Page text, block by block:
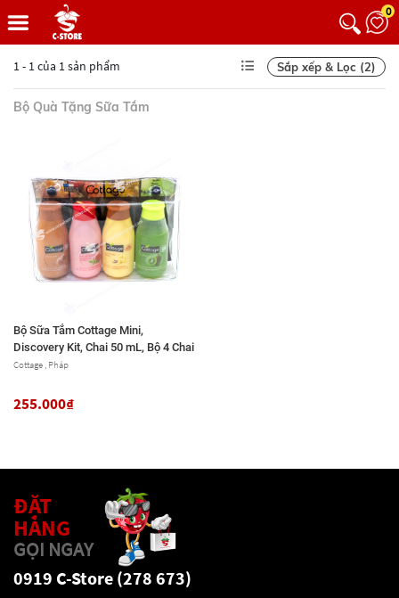
0
1 - 1 của 1 sản phẩm Sắp xếp & Lọc (2)
Bộ Quà Tặng Sữa Tắm
Bộ Sữa Tắm Cottage Mini,
Discovery Kit, Chai 50 mL, Bộ 4 Chai
Cottage , Pháp
255.000₫
ĐẶT
HÀNG
GỌI NGAY
0919 C-Store (278 673)